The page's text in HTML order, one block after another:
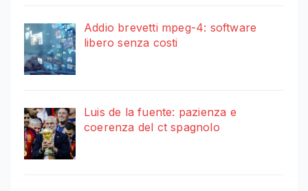
Addio brevetti mpeg-4: software
libero senza costi
Luis de la fuente: pazienza e
coerenza del ct spagnolo